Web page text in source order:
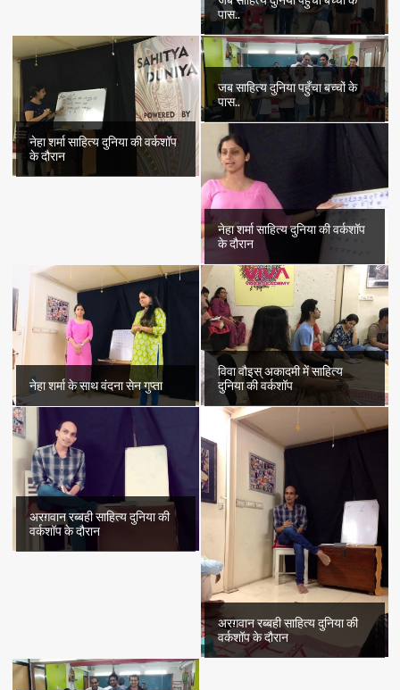
पास..
नेहा शर्मा साहित्य दुनिया की वर्कशॉप
के दौरान
जब साहित्य दुनिया पहुँचा बच्चों के
पास..
नेहा शर्मा साहित्य दुनिया की वर्कशॉप
के दौरान
नेहा शर्मा के साथ वंदना सेन गुप्ता
विवा वौइस् अकादमी में साहित्य
दुनिया की वर्कशॉप
अरग़वान रब्बही साहित्य दुनिया की
वर्कशॉप के दौरान
अरग़वान रब्बही साहित्य दुनिया की
वर्कशॉप के दौरान